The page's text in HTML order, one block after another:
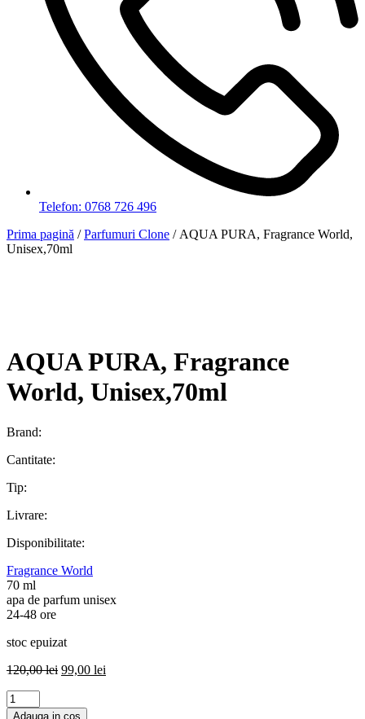
Telefon: 0768 726 496
Prima pagină /Parfumuri Clone / AQUA PURA, Fragrance World,
Unisex,70ml
AQUA PURA, Fragrance
World, Unisex,70ml
Brand:
Cantitate:
Tip:
Livrare:
Disponibilitate:
Fragrance World
70 ml
apa de parfum unisex
24-48 ore
stoc epuizat
120,00lei Prețul
fost:
99,00 lei
Cantitate
VOYAGE
Adauga in cos